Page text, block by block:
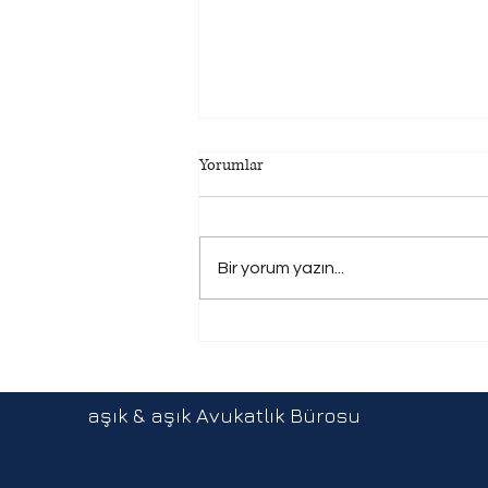
Yorumlar
Bir yorum yazın...
aşık & aşık Avukatlık Bürosu